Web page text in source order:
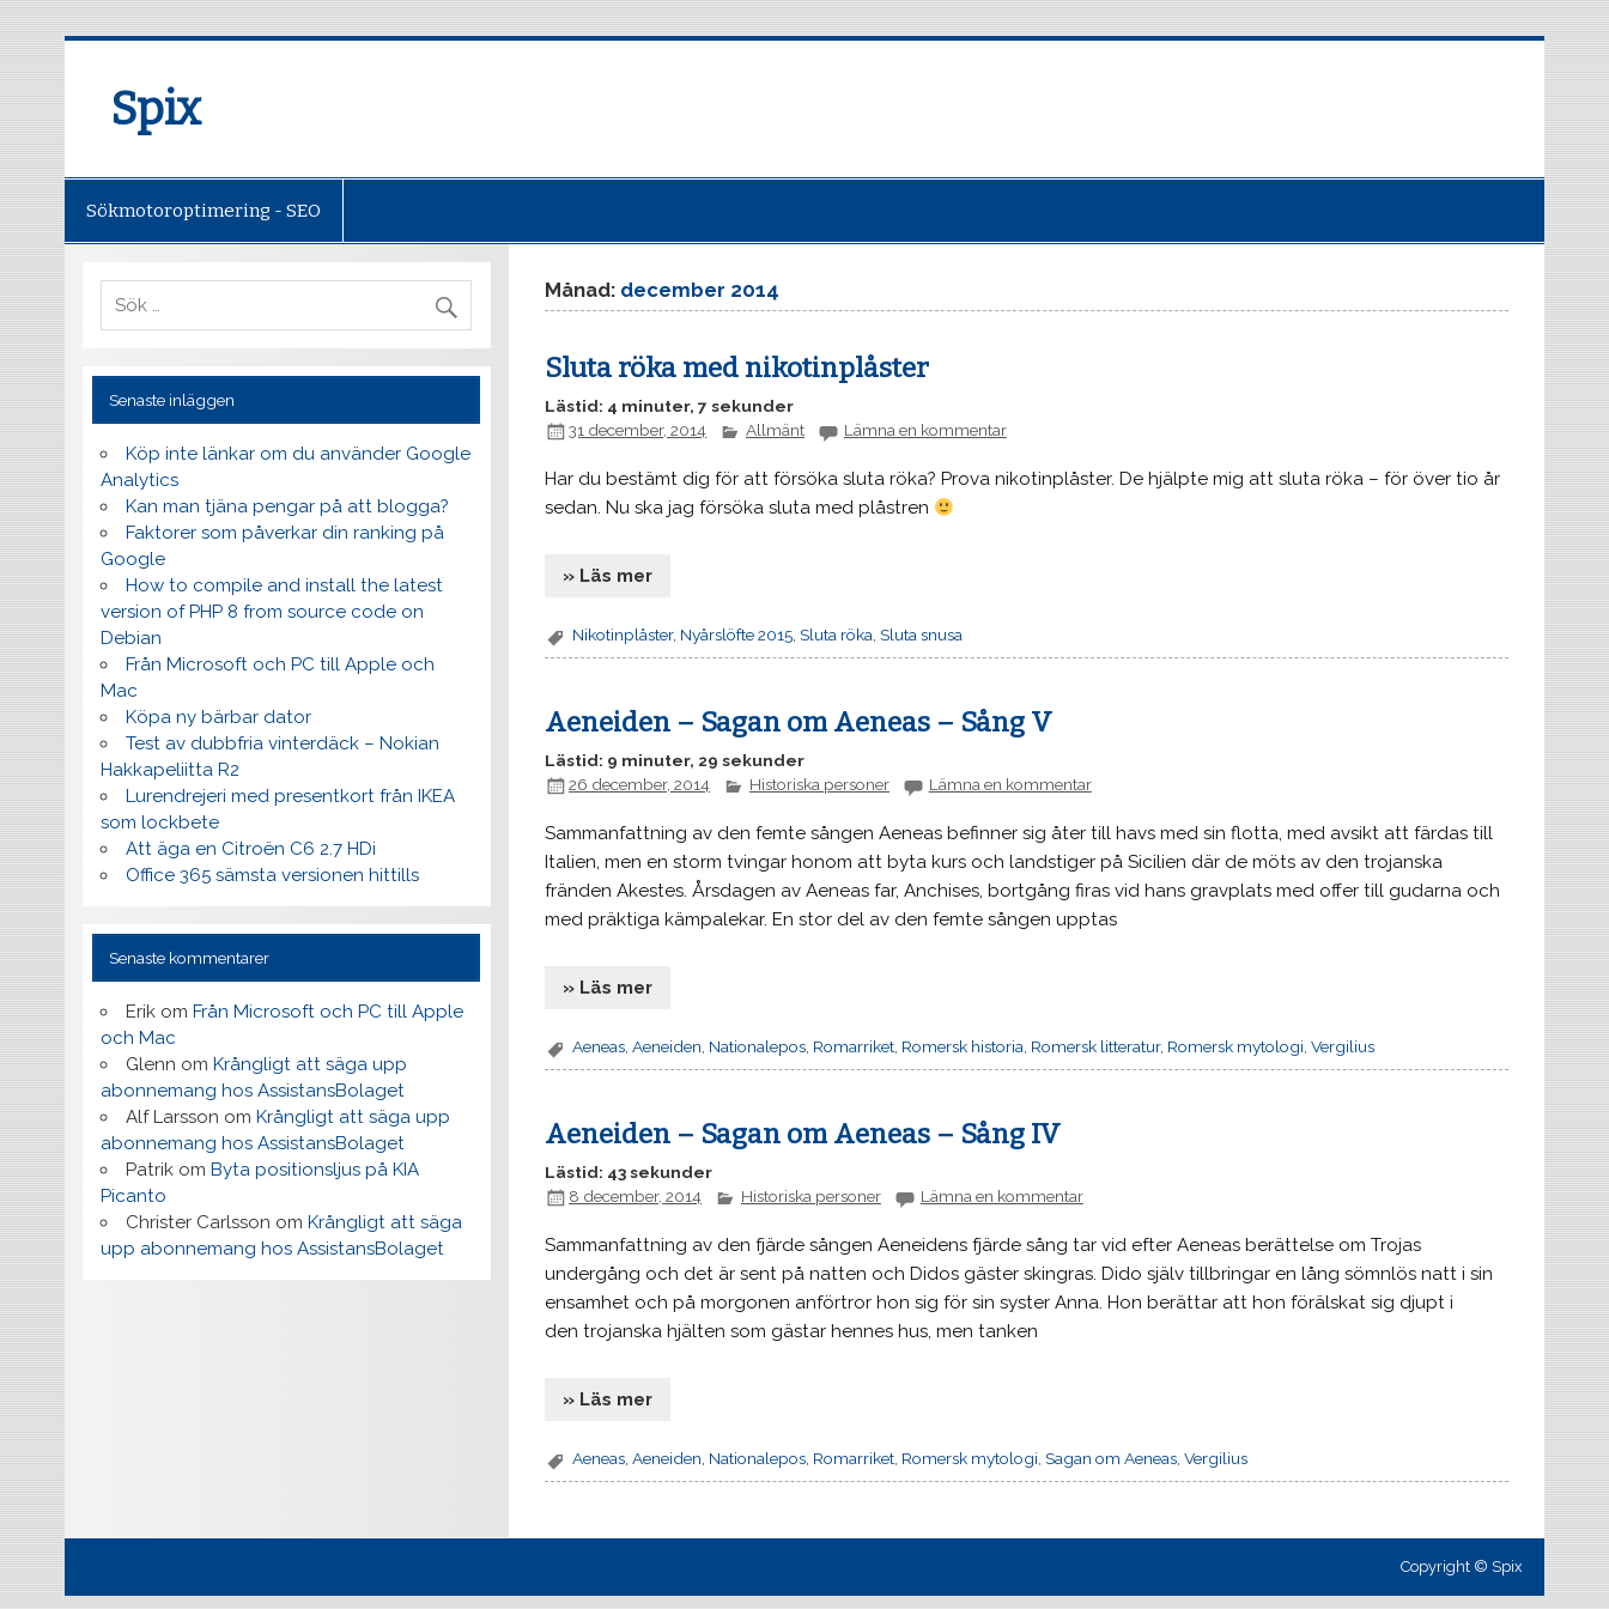
Spix
Sökmotoroptimering - SEO
Månad: december 2014
Sluta röka med nikotinplåster
Lästid: 4 minuter, 7 sekunder
31 december, 2014
Allmänt Lämna en kommentar
Har du bestämt dig för att försöka sluta röka? Prova nikotinplåster. De hjälpte mig att sluta röka – för över tio år
sedan. Nu ska jag försöka sluta med plåstren
» Läs mer
Nikotinplåster, Nyårslöfte 2015,Sluta röka,Sluta snusa
Aeneiden – Sagan om Aeneas – Sång V
Lästid: 9 minuter, 29 sekunder
26 december, 2014
Historiska personer Lämna en kommentar
Sammanfattning av den femte sången Aeneas befinner sig åter till havs med sin flotta, med avsikt att färdas till
Italien, men en storm tvingar honom att byta kurs och landstiger på Sicilien där de möts av den trojanska
fränden Akestes. Årsdagen av Aeneas far, Anchises, bortgång firas vid hans gravplats med offer till gudarna och
med präktiga kämpalekar. En stor del av den femte sången upptas
» Läs mer
Aeneas,Aeneiden, Nationalepos, Romarriket, Romersk historia, Romersk litteratur, Romersk mytologi,Vergilius
Aeneiden – Sagan om Aeneas – Sång IV
Lästid: 43 sekunder
8 december, 2014
Historiska personer Lämna en kommentar
Sammanfattning av den fjärde sången Aeneidens fjärde sång tar vid efter Aeneas berättelse om Trojas
undergång och det är sent på natten och Didos gäster skingras. Dido själv tillbringar en lång sömnlös natt i sin
ensamhet och på morgonen anförtror hon sig för sin syster Anna. Hon berättar att hon förälskat sig djupt i
den trojanska hjälten som gästar hennes hus, men tanken
» Läs mer
Aeneas,Aeneiden, Nationalepos, Romarriket, Romersk mytologi,Sagan om Aeneas,Vergilius
Senaste inläggen
Köp inte länkar om du använder Google
Analytics
Kan man tjäna pengar på att blogga?
Faktorer som påverkar din ranking på
Google
How to compile and install the latest
version of PHP 8 from source code on
Debian
Från Microsoft och PC till Apple och
Mac
Köpa ny bärbar dator
Test av dubbfria vinterdäck – Nokian
Hakkapeliitta R2
Lurendrejeri med presentkort från IKEA
som lockbete
Att äga en Citroën C6 2.7 HDi
Office 365 sämsta versionen hittills
Senaste kommentarer
Erik omFrån Microsoft och PC till Apple
och Mac
Glenn omKrångligt att säga upp
abonnemang hos AssistansBolaget
Alf Larsson omKrångligt att säga upp
abonnemang hos AssistansBolaget
Patrik omByta positionsljus på KIA
Picanto
Christer Carlsson omKrångligt att säga
upp abonnemang hos AssistansBolaget
Copyright © Spix